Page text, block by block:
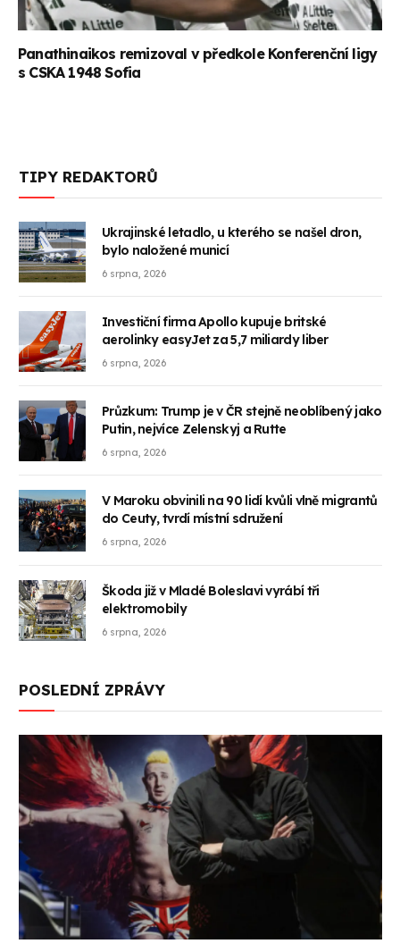
Panathinaikos remizoval v předkole Konferenční ligy
s CSKA 1948 Sofia
TIPY REDAKTORŮ
Ukrajinské letadlo, u kterého se našel dron,
bylo naložené municí
6 srpna, 2026
Investiční firma Apollo kupuje britské
aerolinky easyJet za 5,7 miliardy liber
6 srpna, 2026
Průzkum: Trump je v ČR stejně neoblíbený jako
Putin, nejvíce Zelenskyj a Rutte
6 srpna, 2026
V Maroku obvinili na 90 lidí kvůli vlně migrantů
do Ceuty, tvrdí místní sdružení
6 srpna, 2026
Škoda již v Mladé Boleslavi vyrábí tři
elektromobily
6 srpna, 2026
POSLEDNÍ ZPRÁVY